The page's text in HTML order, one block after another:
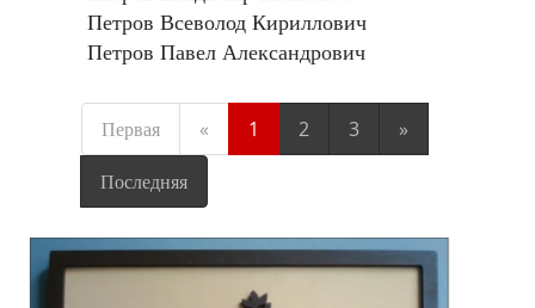
Петров Всеволод Кириллович
Петров Павел Александрович
Первая « 1 2 3
»
Последняя